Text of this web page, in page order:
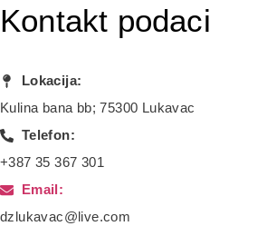
Kontakt podaci
Lokacija:
Kulina bana bb; 75300 Lukavac
Telefon:
+387 35 367 301
Email:
dzlukavac@live.com